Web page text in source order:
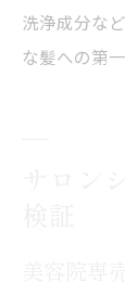
洗浄成分な
な髪への第一